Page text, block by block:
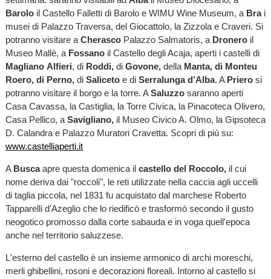
Baroloil Castello Falletti di Barolo e WIMU Wine Museum, a Brai
musei di Palazzo Traversa, del Giocattolo, la Zizzola e Craveri. Si
potranno visitare a CherascoPalazzo Salmatoris, a Dronero il
Museo Mallè, a Fossanoil Castello degli Acaja, aperti i castelli di
Magliano Alfieri, di Roddi,di Govone,della Manta, di Monteu
Roero, di Perno, diSaliceto e di Serralunga d’Alba. A Priero si
potranno visitare il borgo e la torre. ASaluzzosaranno aperti
Casa Cavassa, la Castiglia, la Torre Civica, la Pinacoteca Olivero,
Casa Pellico, a Savigliano,il Museo Civico A. Olmo, la Gipsoteca
D. Calandra e Palazzo Muratori Cravetta. Scopri di più su:
www.castelliaperti.it
A Buscaapre questa domenica il castello del Roccolo,il cui
nome deriva dai "roccoli", le reti utilizzate nella caccia agli uccelli
di taglia piccola, nel 1831 fu acquistato dal marchese Roberto
Tapparelli d'Azeglio che lo riedificò e trasformò secondo il gusto
neogotico promosso dalla corte sabauda e in voga quell'epoca
anche nel territorio saluzzese.
L'esterno del castello è un insieme armonico di archi moreschi,
merli ghibellini, rosoni e decorazioni floreali. Intorno al castello si